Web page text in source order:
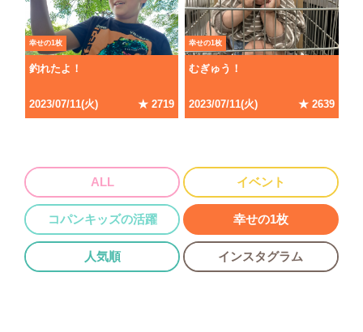
幸せの1枚
釣れたよ！
2023/07/11(火) ★ 2719
幸せの1枚
むぎゅう！
2023/07/11(火) ★ 2639
ALL イベント
コパンキッズの活躍 幸せの1枚
人気順 インスタグラム